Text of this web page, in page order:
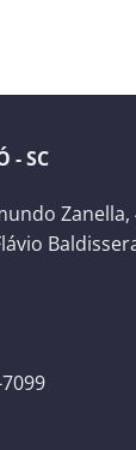
- SC
Zanella,